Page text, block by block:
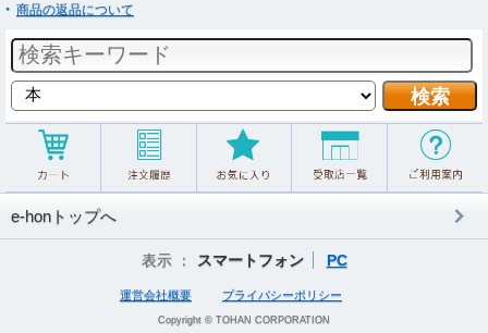
商品の返品について
e-honトップへ
表示 ： スマートフォン PC
運営会社概要 プライバシーポリシー
Copyright © TOHAN CORPORATION